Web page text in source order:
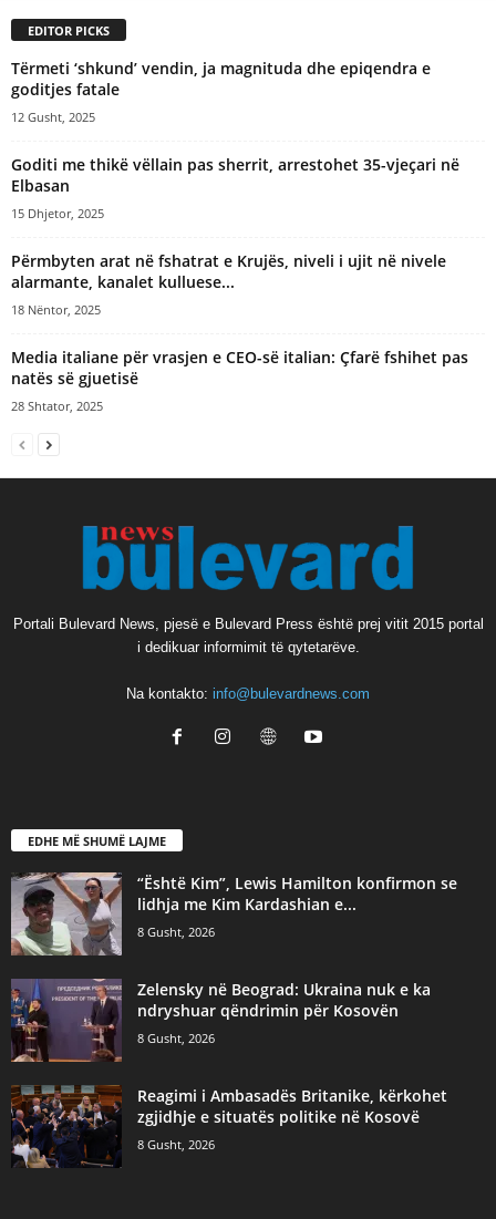
EDITOR PICKS
Tërmeti ‘shkund’ vendin, ja magnituda dhe epiqendra e
goditjes fatale
12 Gusht, 2025
Goditi me thikë vëllain pas sherrit, arrestohet 35-vjeçari në
Elbasan
15 Dhjetor, 2025
Përmbyten arat në fshatrat e Krujës, niveli i ujit në nivele
alarmante, kanalet kulluese...
18 Nëntor, 2025
Media italiane për vrasjen e CEO-së italian: Çfarë fshihet pas
natës së gjuetisë
28 Shtator, 2025
Portali Bulevard News, pjesë e Bulevard Press është prej vitit 2015 portal
i dedikuar informimit të qytetarëve.
Na kontakto: info@bulevardnews.com
EDHE MË SHUMË LAJME
“Është Kim”, Lewis Hamilton konfirmon se
lidhja me Kim Kardashian e...
8 Gusht, 2026
Zelensky në Beograd: Ukraina nuk e ka
ndryshuar qëndrimin për Kosovën
8 Gusht, 2026
​Reagimi i Ambasadës Britanike, kërkohet
zgjidhje e situatës politike në Kosovë
8 Gusht, 2026